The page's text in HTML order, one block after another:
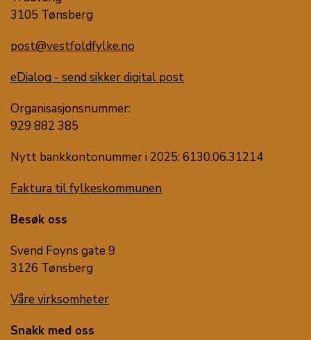
3105 Tønsberg
post@vestfoldfylke.no
eDialog - send sikker digital post
Organisasjonsnummer:
929 882 385
Nytt bankkontonummer i 2025: 6130.06.31214
Faktura til fylkeskommunen
Besøk oss
Svend Foyns gate 9
3126 Tønsberg
Våre virksomheter
Snakk med oss